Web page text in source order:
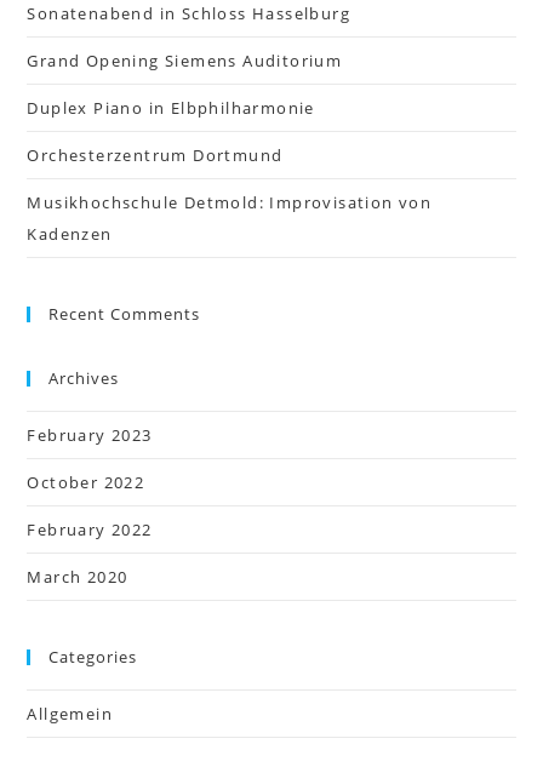
Sonatenabend in Schloss Hasselburg
Grand Opening Siemens Auditorium
Duplex Piano in Elbphilharmonie
Orchesterzentrum Dortmund
Musikhochschule Detmold: Improvisation von
Kadenzen
Recent Comments
Archives
February 2023
October 2022
February 2022
March 2020
Categories
Allgemein